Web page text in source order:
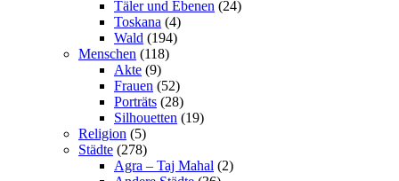
Täler und Ebenen (24)
Toskana (4)
Wald (194)
Menschen (118)
Akte (9)
Frauen (52)
Porträts (28)
Silhouetten (19)
Religion (5)
Städte (278)
Agra – Taj Mahal (2)